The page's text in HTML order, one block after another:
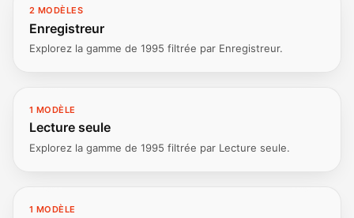
2 MODÈLES
Enregistreur
Explorez la gamme de 1995 filtrée par Enregistreur.
1 MODÈLE
Lecture seule
Explorez la gamme de 1995 filtrée par Lecture seule.
1 MODÈLE